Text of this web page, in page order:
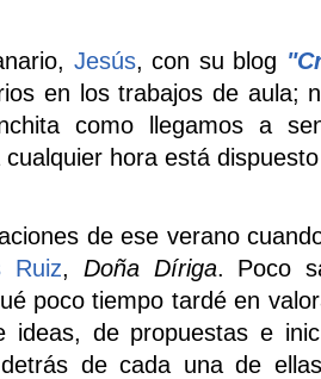
Jesús, con su blog
en los trabajos de aula;
como llegamos a
hora está
de ese verano
Ruiz, Doña Díriga. Poco
poco tiempo tardé en
ideas, de propuestas e
de cada una de